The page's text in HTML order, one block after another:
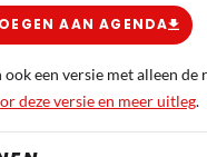
AAN AGENDA
ook een versie met alleen de
deze versie en meer uitleg.